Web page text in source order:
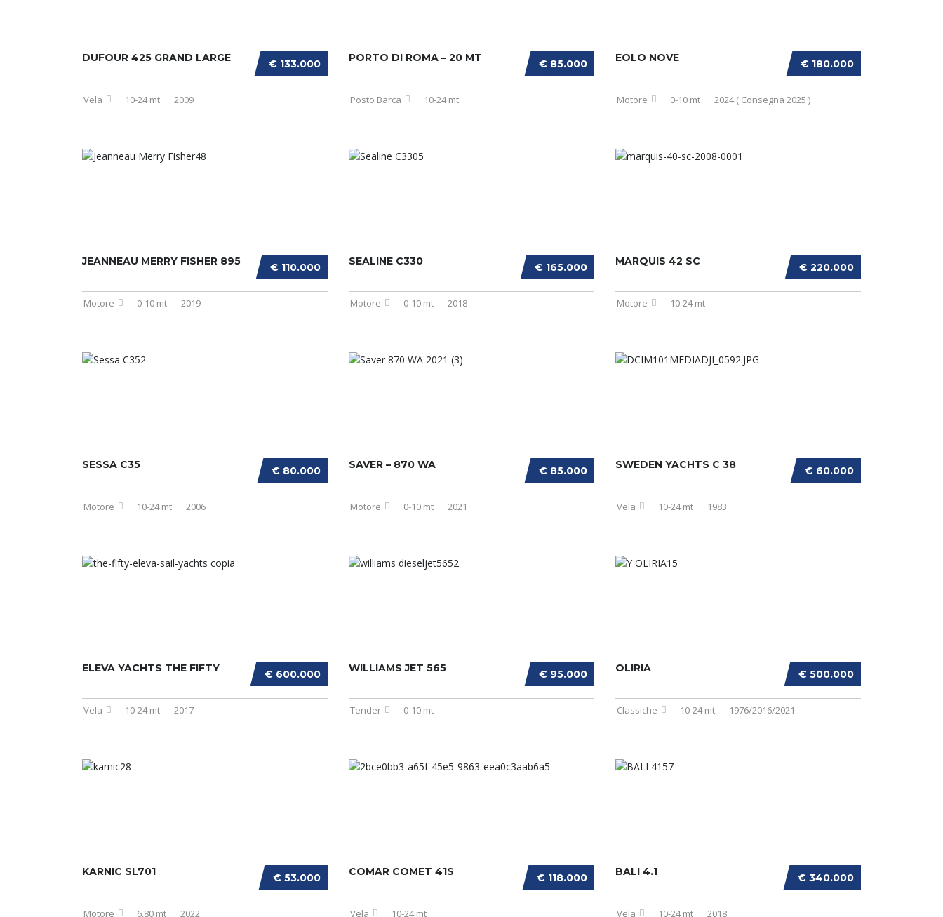
€ 133.000
DUFOUR 425 GRAND LARGE
Vela 10-24 mt 2009
€ 85.000
PORTO DI ROMA – 20 MT
Posto Barca 10-24 mt
€ 180.000
EOLO NOVE
Motore 0-10 mt 2024 ( Consegna 2025 )
€ 110.000
JEANNEAU MERRY FISHER 895
Motore 0-10 mt 2019
€ 165.000
SEALINE C330
Motore 0-10 mt 2018
€ 220.000
MARQUIS 42 SC
Motore 10-24 mt
€ 80.000
SESSA C35
Motore 10-24 mt 2006
€ 85.000
SAVER – 870 WA
Motore 0-10 mt 2021
€ 60.000
SWEDEN YACHTS C 38
Vela 10-24 mt 1983
€ 600.000
ELEVA YACHTS THE FIFTY
Vela 10-24 mt 2017
€ 95.000
WILLIAMS JET 565
Tender 0-10 mt
€ 500.000
OLIRIA
Classiche 10-24 mt 1976/2016/2021
€ 53.000
KARNIC SL701
Motore 6,80 mt 2022
€ 118.000
COMAR COMET 41S
Vela 10-24 mt
€ 340.000
BALI 4.1
Vela 10-24 mt 2018